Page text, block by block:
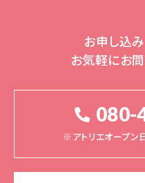
お申し込
お気軽にお
080-
※アトリエオープン